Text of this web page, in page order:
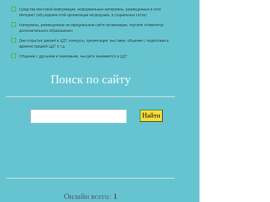
Поиск по сайту
Онлайн всего: 1